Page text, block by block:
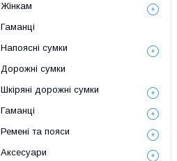
Жінкам
Гаманці
Напоясні сумки
Дорожні сумки
Шкіряні дорожні сумки
Гаманці
Ремені та пояси
Аксесуари